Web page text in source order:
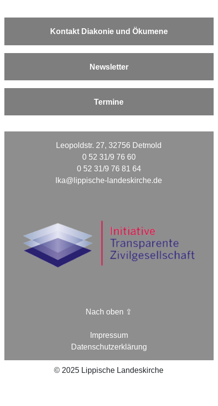
Kontakt Diakonie und Ökumene
Newsletter
Termine
Leopoldstr. 27, 32756 Detmold
0 52 31/9 76 60
0 52 31/9 76 81 64
lka@lippische-landeskirche.de
Nach oben ⇪
Impressum
Datenschutzerklärung
© 2025 Lippische Landeskirche